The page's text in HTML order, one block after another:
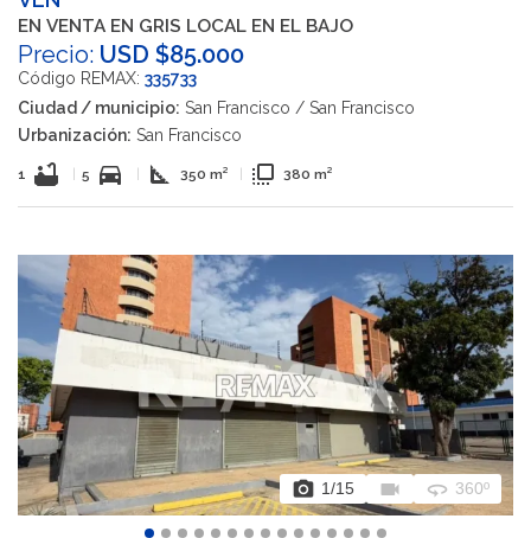
EN VENTA EN GRIS LOCAL EN EL BAJO
Precio: USD $85.000
Código REMAX: 335733
Ciudad / municipio: San Francisco / San Francisco
Urbanización: San Francisco
1 bathtub 5 directions_car square_foot 350 m² flip_to_front 380 m²
photo_camera 1/15 videocam 360 360º